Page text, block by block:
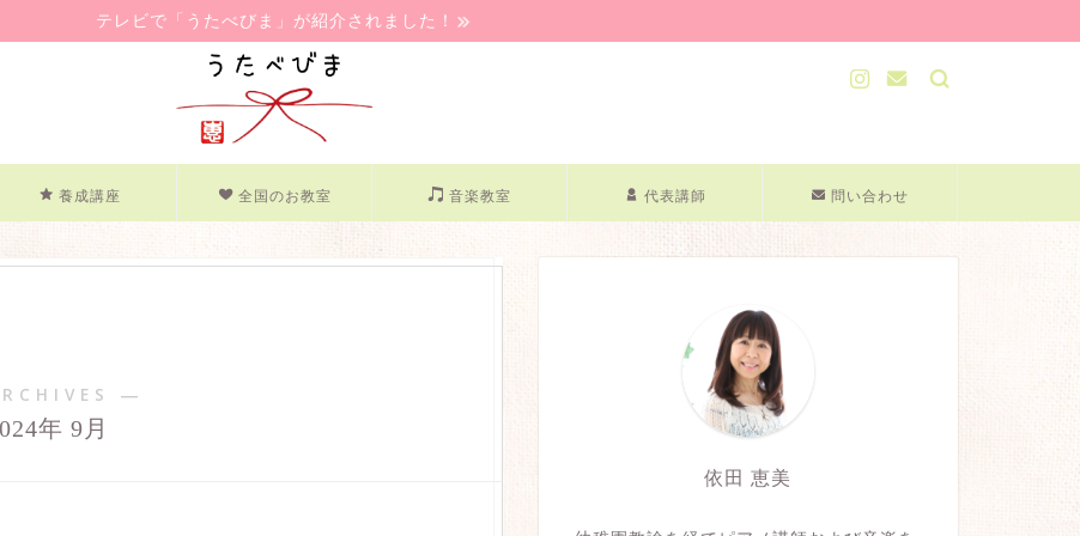
テレビで「うたべびま」が紹介されました！
養成講座 全国のお教室 音楽教室 代表講師 問い合わせ
―
年 9月
依田 恵美